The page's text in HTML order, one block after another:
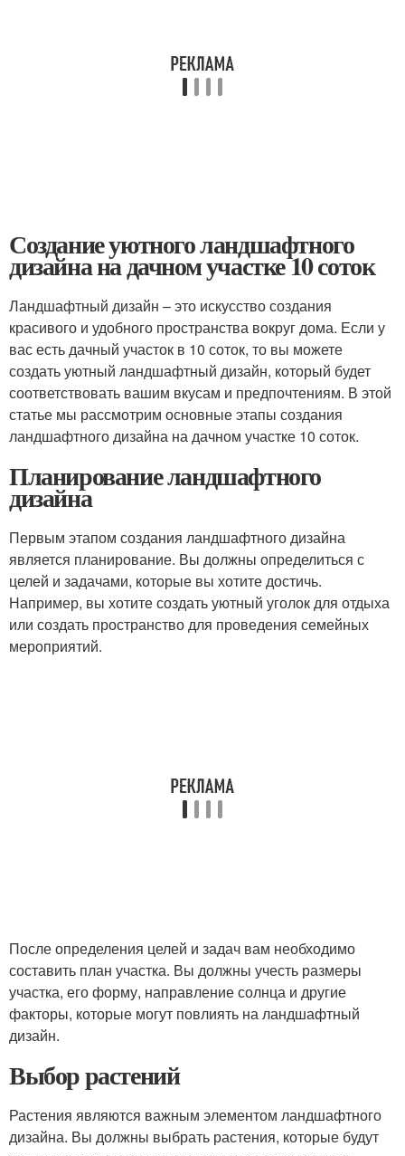
Создание уютного ландшафтного
дизайна на дачном участке 10 соток
Ландшафтный дизайн – это искусство создания
красивого и удобного пространства вокруг дома. Если у
вас есть дачный участок в 10 соток, то вы можете
создать уютный ландшафтный дизайн, который будет
соответствовать вашим вкусам и предпочтениям. В этой
статье мы рассмотрим основные этапы создания
ландшафтного дизайна на дачном участке 10 соток.
Планирование ландшафтного
дизайна
Первым этапом создания ландшафтного дизайна
является планирование. Вы должны определиться с
целей и задачами, которые вы хотите достичь.
Например, вы хотите создать уютный уголок для отдыха
или создать пространство для проведения семейных
мероприятий.
После определения целей и задач вам необходимо
составить план участка. Вы должны учесть размеры
участка, его форму, направление солнца и другие
факторы, которые могут повлиять на ландшафтный
дизайн.
Выбор растений
Растения являются важным элементом ландшафтного
дизайна. Вы должны выбрать растения, которые будут